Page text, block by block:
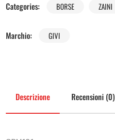
Categories:
BORSE ZAINI
Marchio: GIVI
Descrizione Recensioni (0)